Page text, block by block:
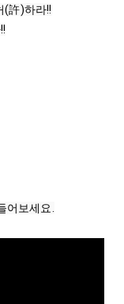
(許)하라!!
어보세요.